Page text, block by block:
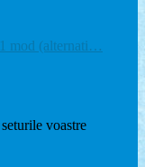
mod (alternati…
voastre